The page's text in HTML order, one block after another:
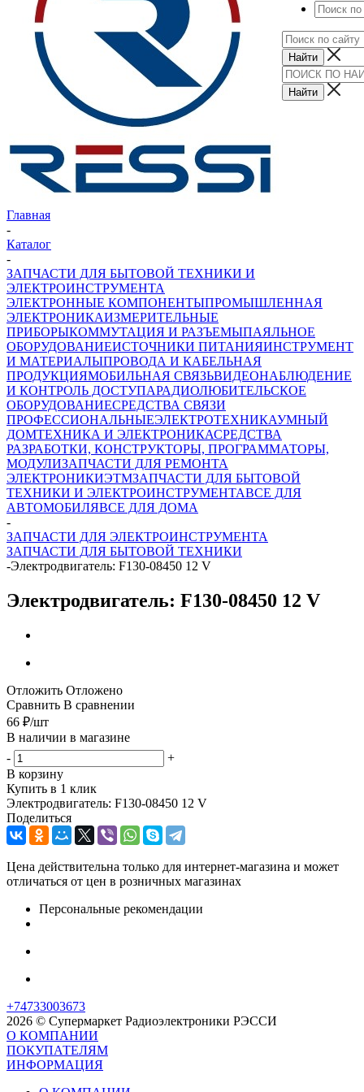
Главная
-
Каталог
-
ЗАПЧАСТИ ДЛЯ БЫТОВОЙ ТЕХНИКИ И
ЭЛЕКТРОИНСТРУМЕНТА
ЭЛЕКТРОННЫЕ КОМПОНЕНТЫПРОМЫШЛЕННАЯ
ЭЛЕКТРОНИКАИЗМЕРИТЕЛЬНЫЕ
ПРИБОРЫКОММУТАЦИЯ И РАЗЪЕМЫПАЯЛЬНОЕ
ОБОРУДОВАНИЕИСТОЧНИКИ ПИТАНИЯИНСТРУМЕНТ
И МАТЕРИАЛЫПРОВОДА И КАБЕЛЬНАЯ
ПРОДУКЦИЯМОБИЛЬНАЯ СВЯЗЬВИДЕОНАБЛЮДЕНИЕ
И КОНТРОЛЬ ДОСТУПАРАДИОЛЮБИТЕЛЬСКОЕ
ОБОРУДОВАНИЕСРЕДСТВА СВЯЗИ
ПРОФЕССИОНАЛЬНЫЕЭЛЕКТРОТЕХНИКАУМНЫЙ
ДОМТЕХНИКА И ЭЛЕКТРОНИКАСРЕДСТВА
РАЗРАБОТКИ, КОНСТРУКТОРЫ, ПРОГРАММАТОРЫ,
МОДУЛИЗАПЧАСТИ ДЛЯ РЕМОНТА
ЭЛЕКТРОНИКИЭТМЗАПЧАСТИ ДЛЯ БЫТОВОЙ
ТЕХНИКИ И ЭЛЕКТРОИНСТРУМЕНТАВСЕ ДЛЯ
АВТОМОБИЛЯВСЕ ДЛЯ ДОМА
-
ЗАПЧАСТИ ДЛЯ ЭЛЕКТРОИНСТРУМЕНТА
ЗАПЧАСТИ ДЛЯ БЫТОВОЙ ТЕХНИКИ
-Электродвигатель: F130-08450 12 V
Электродвигатель: F130-08450 12 V
Отложить Отложено
Сравнить В сравнении
66 ₽/шт
В наличии в магазине
-
+
В корзину
Купить в 1 клик
Электродвигатель: F130-08450 12 V
Поделиться
Цена действительна только для интернет-магазина и может
отличаться от цен в розничных магазинах
Персональные рекомендации
+74733003673
2026 © Супермаркет Радиоэлектроники РЭССИ
О КОМПАНИИ
ПОКУПАТЕЛЯМ
ИНФОРМАЦИЯ